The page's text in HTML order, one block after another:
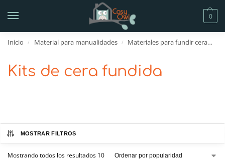
0
Inicio / Material para manualidades / Materiales para fundir cera
Kits de cera fundida
MOSTRAR FILTROS
Mostrando todos los resultados 10